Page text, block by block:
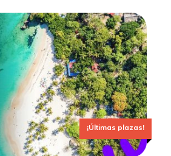
¡Últimas plazas!